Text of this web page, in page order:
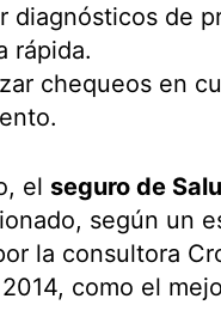
diagnósticos de
rápida.
chequeos en
el seguro de
según un
la consultora
como el